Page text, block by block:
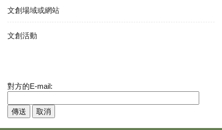
文創場域或網站
文創活動
對方的E-mail: